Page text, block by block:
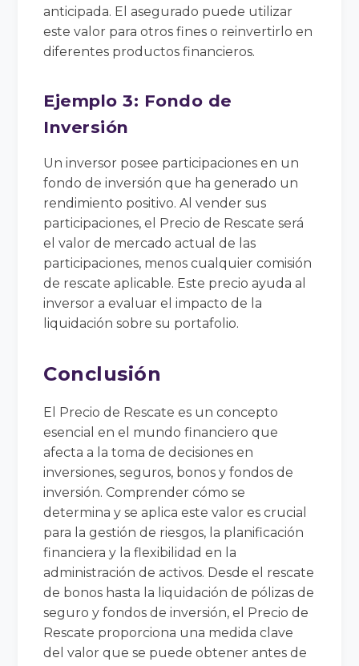
anticipada. El asegurado puede utilizar
este valor para otros fines o reinvertirlo en
diferentes productos financieros.
Ejemplo 3: Fondo de
Inversión
Un inversor posee participaciones en un
fondo de inversión que ha generado un
rendimiento positivo. Al vender sus
participaciones, el Precio de Rescate será
el valor de mercado actual de las
participaciones, menos cualquier comisión
de rescate aplicable. Este precio ayuda al
inversor a evaluar el impacto de la
liquidación sobre su portafolio.
Conclusión
El Precio de Rescate es un concepto
esencial en el mundo financiero que
afecta a la toma de decisiones en
inversiones, seguros, bonos y fondos de
inversión. Comprender cómo se
determina y se aplica este valor es crucial
para la gestión de riesgos, la planificación
financiera y la flexibilidad en la
administración de activos. Desde el rescate
de bonos hasta la liquidación de pólizas de
seguro y fondos de inversión, el Precio de
Rescate proporciona una medida clave
del valor que se puede obtener antes de